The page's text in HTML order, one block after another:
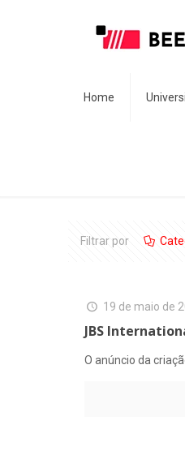
Home
Filtrar por
19 de maio de
JBS
O anúncio da